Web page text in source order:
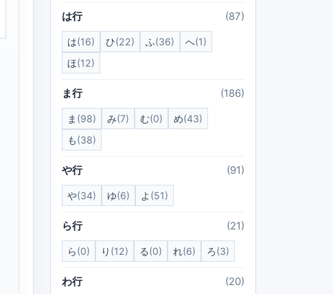
は行 (87)
は(16) ひ(22) ふ(36) へ(1)
ほ(12)
ま行 (186)
ま (98) み(7) む(0) め(43)
も(38)
や行 (91)
や(34) ゆ(6) よ (51)
ら行 (21)
ら(0) り (12) る(0) れ(6) ろ(3)
わ行 (20)